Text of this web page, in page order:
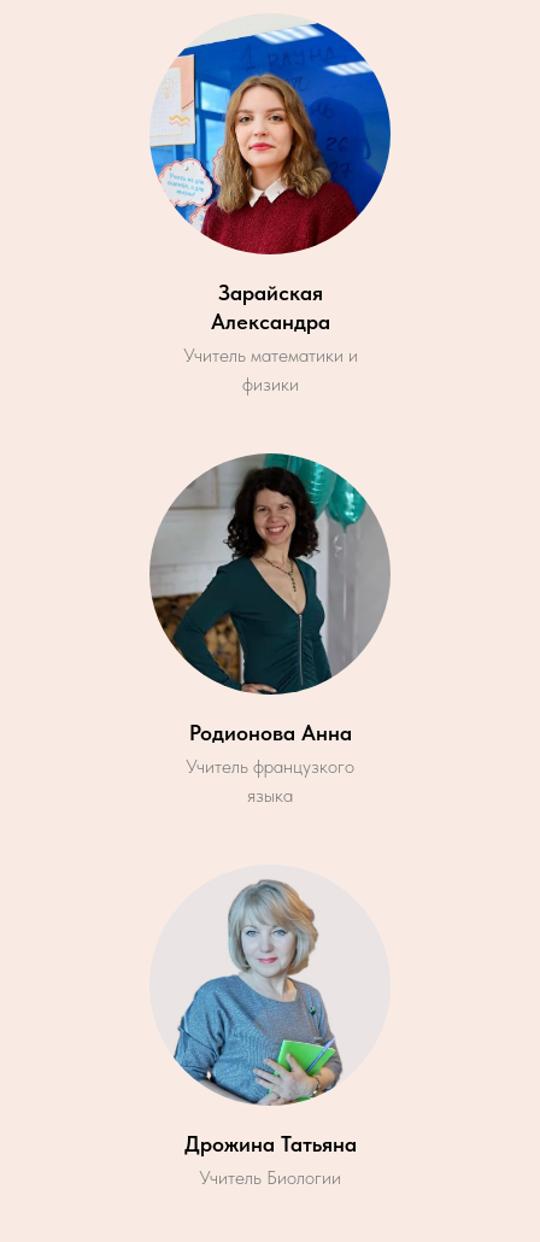
Зарайская
Александра
Учитель математики и
физики
Родионова Анна
Учитель французкого
языка
Дрожина Татьяна
Учитель Биологии